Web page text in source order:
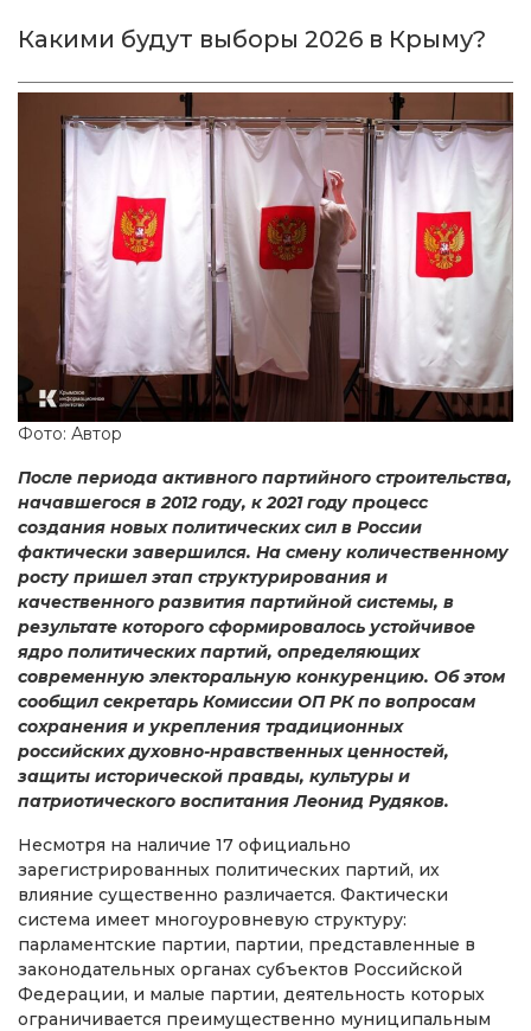
Какими будут выборы 2026 в Крыму?
Фото: Автор
После периода активного партийного строительства,
начавшегося в 2012 году, к 2021 году процесс
создания новых политических сил в России
фактически завершился. На смену количественному
росту пришел этап структурирования и
качественного развития партийной системы, в
результате которого сформировалось устойчивое
ядро политических партий, определяющих
современную электоральную конкуренцию. Об этом
сообщил секретарь Комиссии ОП РК по вопросам
сохранения и укрепления традиционных
российских духовно-нравственных ценностей,
защиты исторической правды, культуры и
патриотического воспитания Леонид Рудяков.
Несмотря на наличие 17 официально
зарегистрированных политических партий, их
влияние существенно различается. Фактически
система имеет многоуровневую структуру:
парламентские партии, партии, представленные в
законодательных органах субъектов Российской
Федерации, и малые партии, деятельность которых
ограничивается преимущественно муниципальным